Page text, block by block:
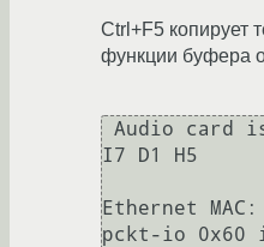
Ctrl+F5 копирует
функции буфера
I7 D1 H5
Ethernet
pckt-io 0x60